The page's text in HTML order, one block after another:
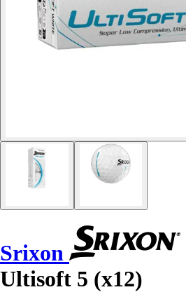
Srixon
Ultisoft 5 (x12)